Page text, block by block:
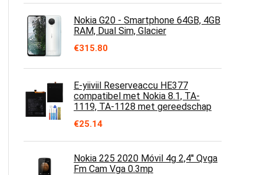
Nokia G20 - Smartphone 64GB, 4GB
RAM, Dual Sim, Glacier
€315.80
E-yiiviil Reserveaccu HE377
compatibel met Nokia 8.1, TA-
1119, TA-1128 met gereedschap
€25.14
Nokia 225 2020 Móvil 4g 2,4'' Qvga
Fm Cam Vga 0.3mp